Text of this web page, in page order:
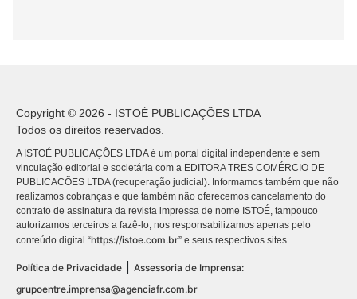
Copyright © 2026 - ISTOÉ PUBLICAÇÕES LTDA
Todos os direitos reservados.
A ISTOÉ PUBLICAÇÕES LTDA é um portal digital independente e sem
vinculação editorial e societária com a EDITORA TRES COMÉRCIO DE
PUBLICACÕES LTDA (recuperação judicial). Informamos também que não
realizamos cobranças e que também não oferecemos cancelamento do
contrato de assinatura da revista impressa de nome ISTOÉ, tampouco
autorizamos terceiros a fazê-lo, nos responsabilizamos apenas pelo
conteúdo digital “https://istoe.com.br” e seus respectivos sites.
Política de Privacidade
Assessoria de Imprensa:
grupoentre.imprensa@agenciafr.com.br